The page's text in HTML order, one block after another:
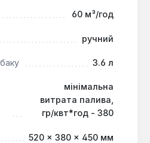
є надійним рішенням
угідь,
Її висока продуктивність та
її придатною для
ділянках, у фермерських
об'єктах.
60 м³/год
ручний
3.6 л
мінімальна
витрата палива,
гр/квт*год - 380
520 × 380 × 450 мм